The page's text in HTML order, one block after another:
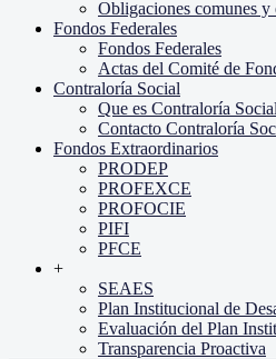
Obligaciones comunes y
Fondos Federales
Fondos Federales
Actas del Comité de
Contraloría Social
Que es Contraloría Social
Contacto Contraloría
Fondos Extraordinarios
PRODEP
PROFEXCE
PROFOCIE
PIFI
PFCE
+
SEAES
Plan Institucional de
Evaluación del Plan
Transparencia Proactiva